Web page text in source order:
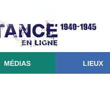
MÉDIAS LIEUX